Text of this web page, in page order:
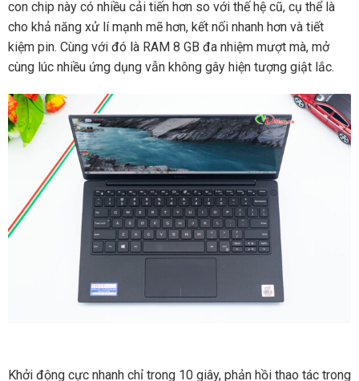
con chip này có nhiều cải tiến hơn so với thế hệ cũ, cụ thể là
cho khả năng xử lí mạnh mẽ hơn, kết nối nhanh hơn và tiết
kiệm pin. Cùng với đó là RAM 8 GB đa nhiệm mượt mà, mở
cùng lúc nhiều ứng dụng vẫn không gây hiện tượng giật lắc.
Khởi động cực nhanh chỉ trong 10 giây, phản hồi thao tác trong